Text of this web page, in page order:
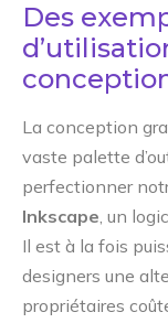
Des
La conception
vaste palette
perfectionner
Inkscape, un
Il est à la fois
designers une
propriétaires